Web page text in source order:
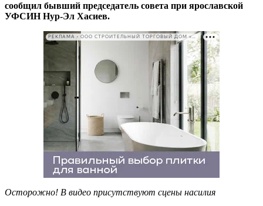
сообщил бывший председатель совета при ярославской
УФСИН Нур-Эл Хасиев.
РЕКЛАМА • ООО СТРОИТЕЛЬНЫЙ ТОРГОВЫЙ ДОМ «ПЕТРОВИЧ». ИНН: 7802348846
Осторожно! В видео присутствуют сцены насилия